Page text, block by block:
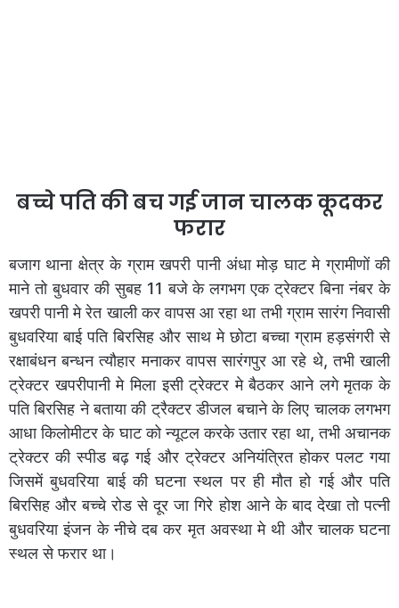
बच्चे पति की बच गई जान चालक कूदकर
फरार
बजाग थाना क्षेत्र के ग्राम खपरी पानी अंधा मोड़ घाट मे ग्रामीणों की
माने तो बुधवार की सुबह 11 बजे के लगभग एक ट्रेक्टर बिना नंबर के
खपरी पानी मे रेत खाली कर वापस आ रहा था तभी ग्राम सारंग निवासी
बुधवरिया बाई पति बिरसिह और साथ मे छोटा बच्चा ग्राम हड़संगरी से
रक्षाबंधन बन्धन त्यौहार मनाकर वापस सारंगपुर आ रहे थे, तभी खाली
ट्रेक्टर खपरीपानी मे मिला इसी ट्रेक्टर मे बैठकर आने लगे मृतक के
पति बिरसिह ने बताया की ट्रैक्टर डीजल बचाने के लिए चालक लगभग
आधा किलोमीटर के घाट को न्यूटल करके उतार रहा था, तभी अचानक
ट्रेक्टर की स्पीड बढ़ गई और ट्रेक्टर अनियंत्रित होकर पलट गया
जिसमें बुधवरिया बाई की घटना स्थल पर ही मौत हो गई और पति
बिरसिह और बच्चे रोड से दूर जा गिरे होश आने के बाद देखा तो पत्नी
बुधवरिया इंजन के नीचे दब कर मृत अवस्था मे थी और चालक घटना
स्थल से फरार था।